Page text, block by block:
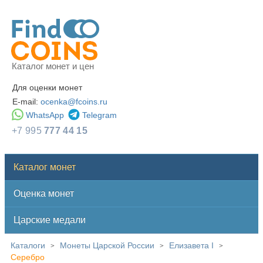
Каталог монет и цен
Для оценки монет
E-mail: ocenka@fcoins.ru
WhatsApp
Telegram
+7 995777 44 15
Каталог монет
Оценка монет
Царские медали
Каталоги > Монеты Царской России > Елизавета I >
Серебро